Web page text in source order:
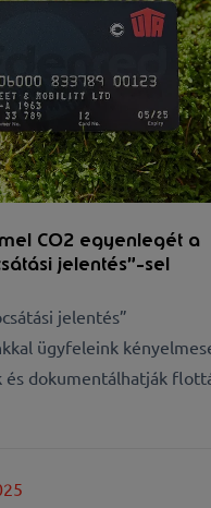
CO2 egyenlegét a
jelentés”-sel
jelentés”
ügyfeleink
és dokumentálhatják